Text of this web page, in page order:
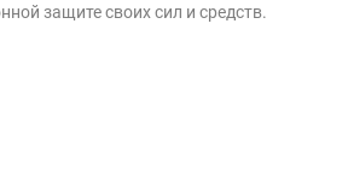
защите своих сил и средств.